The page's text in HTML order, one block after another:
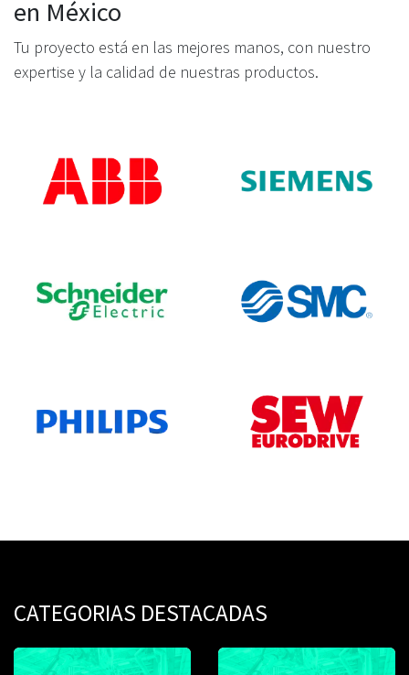
en México
Tu proyecto está en las mejores manos, con nuestro
expertise y la calidad de nuestras productos.
CATEGORIAS DESTACADAS